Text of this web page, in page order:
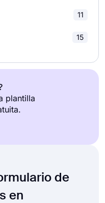
19
11
15
plantilla
de
en